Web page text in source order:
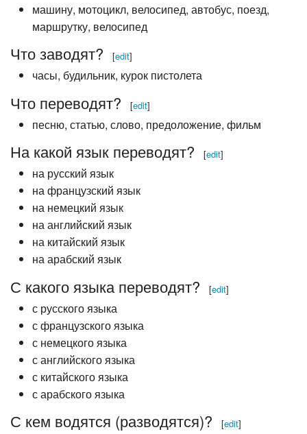
машину, мотоцикл, велосипед, автобус, поезд,
маршрутку, велосипед
Что заводят? [edit]
часы, будильник, курок пистолета
Что переводят? [edit]
песню, статью, слово, предоложение, фильм
На какой язык переводят? [edit]
на русский язык
на французский язык
на немецкий язык
на английский язык
на китайский язык
на арабский язык
С какого языка переводят? [edit]
с русского языка
с французского языка
с немецкого языка
с английского языка
с китайского языка
с арабского языка
С кем водятся (разводятся)? [edit]